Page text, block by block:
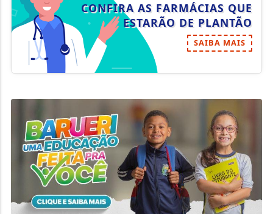
CONFIRA AS FARMÁCIAS QUE
ESTARÃO DE PLANTÃO
SAIBA MAIS